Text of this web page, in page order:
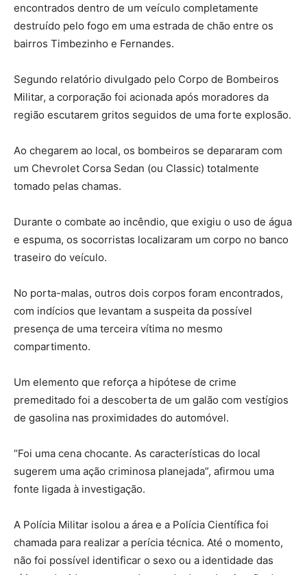
encontrados dentro de um veículo completamente
destruído pelo fogo em uma estrada de chão entre os
bairros Timbezinho e Fernandes.
Segundo relatório divulgado pelo Corpo de Bombeiros
Militar, a corporação foi acionada após moradores da
região escutarem gritos seguidos de uma forte explosão.
Ao chegarem ao local, os bombeiros se depararam com
um Chevrolet Corsa Sedan (ou Classic) totalmente
tomado pelas chamas.
Durante o combate ao incêndio, que exigiu o uso de água
e espuma, os socorristas localizaram um corpo no banco
traseiro do veículo.
No porta-malas, outros dois corpos foram encontrados,
com indícios que levantam a suspeita da possível
presença de uma terceira vítima no mesmo
compartimento.
Um elemento que reforça a hipótese de crime
premeditado foi a descoberta de um galão com vestígios
de gasolina nas proximidades do automóvel.
“Foi uma cena chocante. As características do local
sugerem uma ação criminosa planejada”, afirmou uma
fonte ligada à investigação.
A Polícia Militar isolou a área e a Polícia Científica foi
chamada para realizar a perícia técnica. Até o momento,
não foi possível identificar o sexo ou a identidade das